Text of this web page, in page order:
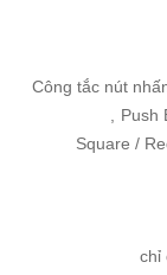
Công tắc nút
, Push
Square /
chỉ